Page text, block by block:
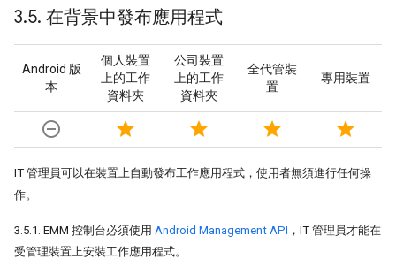
3.5. 在背景中發布應用程式
Android 版
本
個人裝置
上的工作
資料夾
公司裝置
上的工作
資料夾
全代管裝
置
專用裝置
remove_circle_outline star star star star
IT 管理員可以在裝置上自動發布工作應用程式，使用者無須進行任何操
作。
3.5.1. EMM 控制台必須使用 Android Management API ，IT 管理員才能在
受管理裝置上安裝工作應用程式。